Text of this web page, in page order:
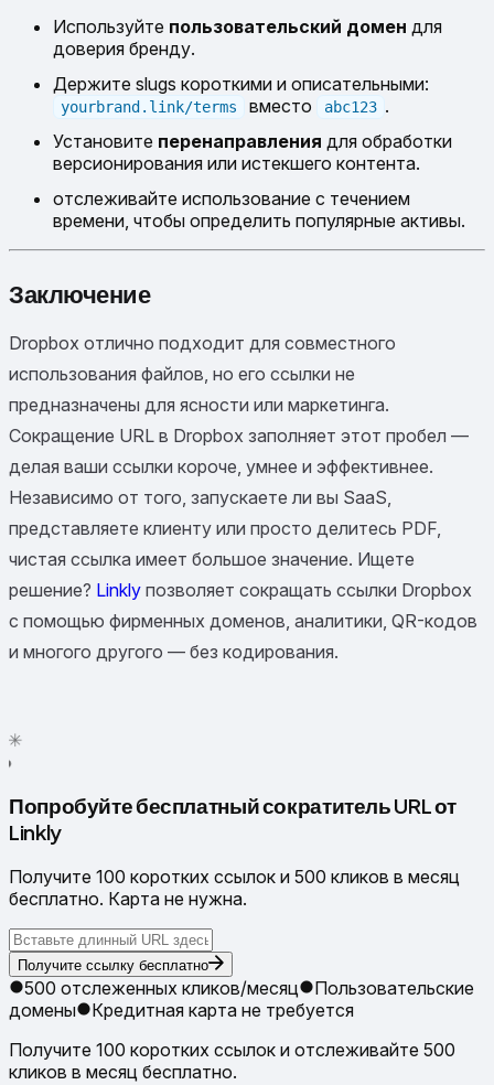
Используйте пользовательский домен для
доверия бренду.
Держите slugs короткими и описательными:
yourbrand.link/terms вместо abc123 .
Установите перенаправления для обработки
версионирования или истекшего контента.
отслеживайте использование с течением
времени, чтобы определить популярные активы.
Заключение
Dropbox отлично подходит для совместного
использования файлов, но его ссылки не
предназначены для ясности или маркетинга.
Сокращение URL в Dropbox заполняет этот пробел —
делая ваши ссылки короче, умнее и эффективнее.
Независимо от того, запускаете ли вы SaaS,
представляете клиенту или просто делитесь PDF,
чистая ссылка имеет большое значение. Ищете
решение? Linkly позволяет сокращать ссылки Dropbox
с помощью фирменных доменов, аналитики, QR-кодов
и многого другого — без кодирования.
●
Попробуйте бесплатный сократитель URL от
Linkly
Получите 100 коротких ссылок и 500 кликов в месяц
бесплатно. Карта не нужна.
Получите ссылку бесплатно
500 отслеженных кликов/месяц
Пользовательские
домены
Кредитная карта не требуется
Получите 100 коротких ссылок и отслеживайте 500
кликов в месяц бесплатно.